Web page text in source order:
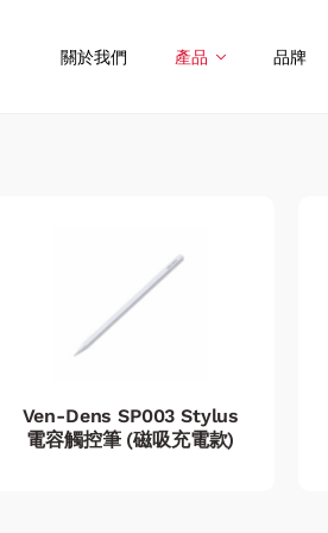
關於我們 產品 品牌
Ven-Dens SP003 Stylus
電容觸控筆 (磁吸充電款)